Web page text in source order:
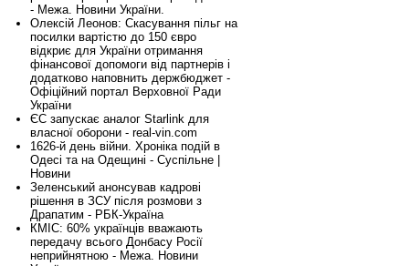
- Межа. Новини України.
Олексій Леонов: Скасування пільг на
посилки вартістю до 150 євро
відкриє для України отримання
фінансової допомоги від партнерів і
додатково наповнить держбюджет -
Офіційний портал Верховної Ради
України
ЄС запускає аналог Starlink для
власної оборони - real-vin.com
1626-й день війни. Хроніка подій в
Одесі та на Одещині - Суспільне |
Новини
Зеленський анонсував кадрові
рішення в ЗСУ після розмови з
Драпатим - РБК-Україна
КМІС: 60% українців вважають
передачу всього Донбасу Росії
неприйнятною - Межа. Новини